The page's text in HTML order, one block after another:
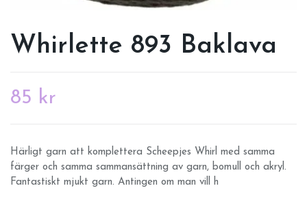
Whirlette 893 Baklava
85 kr
Härligt garn att komplettera Scheepjes Whirl med samma
färger och samma sammansättning av garn, bomull och akryl.
Fantastiskt mjukt garn. Antingen om man vill h